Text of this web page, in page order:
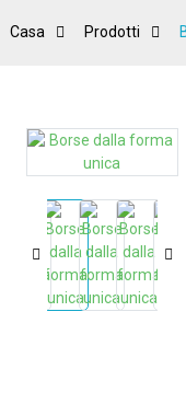
Casa Prodotti